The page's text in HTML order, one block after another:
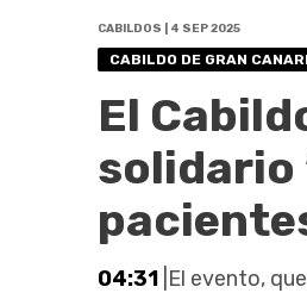
CABILDOS | 4 SEP 2025
CABILDO DE GRAN
El
solidario
04:31 |El evento,